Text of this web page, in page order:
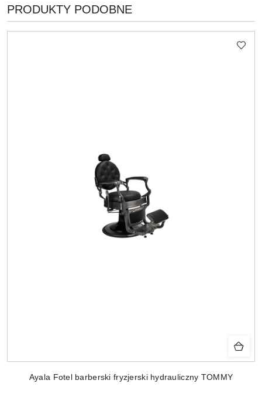
Pomiń karuzelę produktów
PRODUKTY
O
PRODUKTY PODOBNE
Ayala Fotel barberski fryzjerski hydrauliczny TOMMY